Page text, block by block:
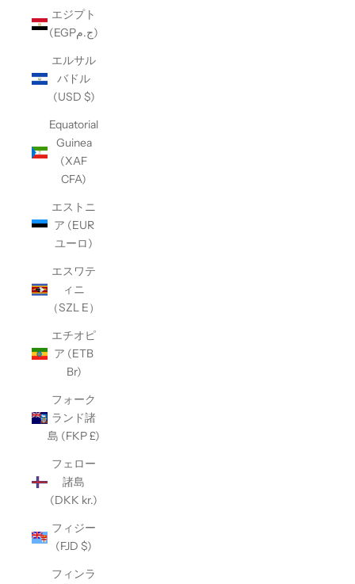
エジプト
(EGPج.م)
エルサル
バドル
(USD $)
Equatorial
Guinea
(XAF
CFA)
エストニ
ア (EUR
ユーロ)
エスワテ
ィニ
（SZL E）
エチオピ
ア (ETB
Br)
フォーク
ランド諸
島 (FKP £)
フェロー
諸島
(DKK kr.)
フィジー
(FJD $)
フィンラ